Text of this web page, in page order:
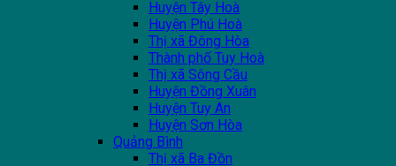
Huyện Tây Hoà
Huyện Phú Hoà
Thị xã Đông Hòa
Thành phố Tuy Hoà
Thị xã Sông Cầu
Huyện Đồng Xuân
Huyện Tuy An
Huyện Sơn Hòa
Quảng Bình
Thị xã Ba Đồn